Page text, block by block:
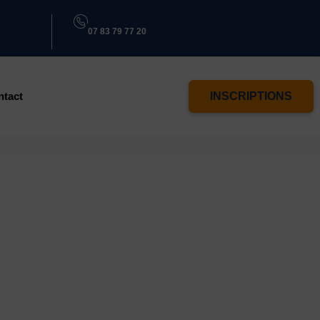
07 83 79 77 20
INSCRIPTIONS